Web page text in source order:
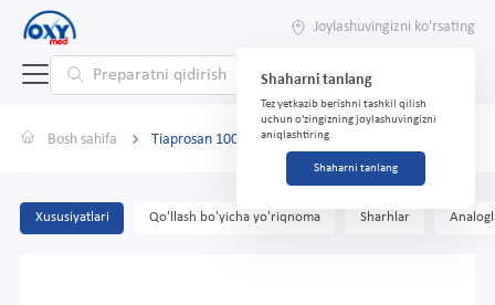
Joylashuvingizni ko'rsating
Shaharni tanlang
Tez yetkazib berishni tashkil qilish
uchun o'zingizning joylashuvingizni
aniqlashtiring
Shaharni tanlang
Bosh sahifa Tiaprosan 100 mg № 30
Xususiyatlari Qo'llash bo'yicha yo'riqnoma Sharhlar